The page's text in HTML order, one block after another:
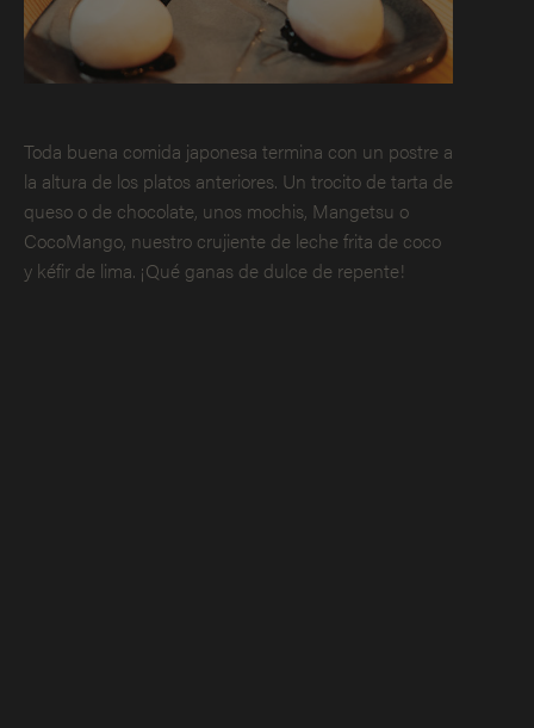
Toda buena comida japonesa termina con un postre a
la altura de los platos anteriores. Un trocito de tarta de
queso o de chocolate, unos mochis, Mangetsu o
CocoMango, nuestro crujiente de leche frita de coco
y kéfir de lima. ¡Qué ganas de dulce de repente!